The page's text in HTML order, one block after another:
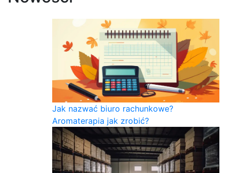
Jak nazwać biuro rachunkowe?
Aromaterapia jak zrobić?